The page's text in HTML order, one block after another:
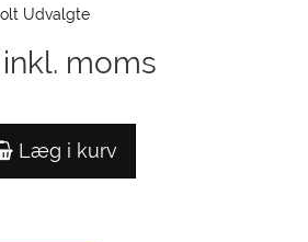
Udvalgte
moms
Læg i kurv